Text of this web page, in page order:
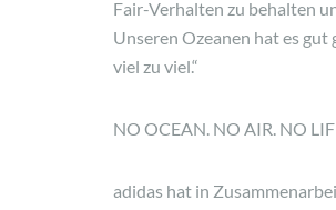
Fair-Verhalten zu behalten
Unseren Ozeanen hat es
viel zu viel.“
NO OCEAN. NO AIR. NO
adidas hat in